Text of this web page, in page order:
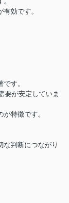
効です。
す。
要が安定していま
特徴です。
な判断につながり